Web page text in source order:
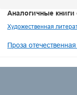
Аналогичные
Художественная
Проза